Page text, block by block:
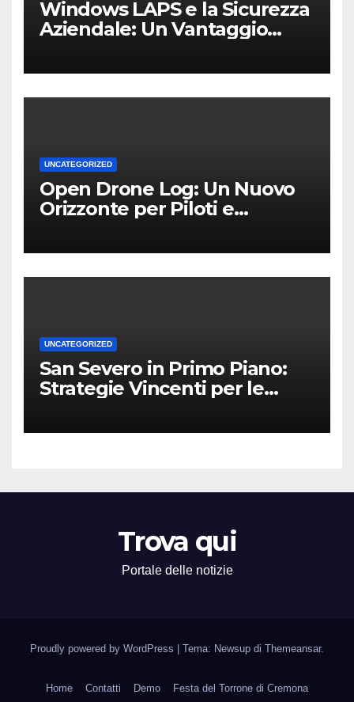
Windows LAPS e la Sicurezza
Aziendale: Un Vantaggio
UNCATEGORIZED
Open Drone Log: Un Nuovo
Orizzonte per Piloti e
UNCATEGORIZED
San Severo in Primo Piano:
Strategie Vincenti per le
Territorio
Trova qui
Portale delle notizie
Proudly powered by WordPress Tema: Newsup di Themeansar.
Home Contatti Demo Festa del Torrone di Cremona